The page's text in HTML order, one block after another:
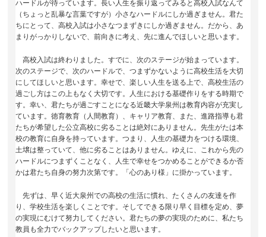
ハードルが待っています。長い人生を振り返ってみると高校入試なんて
（ちょっと乱暴な言葉ですが）小さなハードルにしか過ぎません。君た
ちにとって、高校入試は小さなつまずきにしか過ぎません。だから、あ
まりがっかりしないで、前向きに考え、先に進んでほしいと思います。
高校入試は終わりました。すでに、次のステージが始まっています。
次のステージで、次のハードルで、つまずかないように高校生活を大切
にしてほしいと思います。幸せで、楽しい人生を送る上で、高校生活の
過ごし方はこの上もなく大切です。人生における基礎作りをする時期で
す。幸い、君たちが過ごすことになる近畿大学泉州は教育内容が充実し
ています。徳育教育（人間教育）、キャリア教育、また、進路指導も君
たちが希望した公立高校に劣ることは絶対にありません。先生がたは本
校の教育に自身を持っています。つまり、人生の基礎力をつける環境、
土壌は整っていて、他に劣ることはありません。ゆえに、これから先の
ハードルにつまずくことなく、人生で幸せをつかめることができるか否
かは君たち自身の努力次第です。「心のあり様」に掛かっています。
先ずは、早く近大泉州での高校の生活に慣れ、たくさんの友達を作
り、学校生活を楽しくことです。そしてできる限り早く目標を定め、夢
の実現にむけて努力してください。君たちの夢の実現のために、私たち
教員も全力でバックアップしたいと思います。